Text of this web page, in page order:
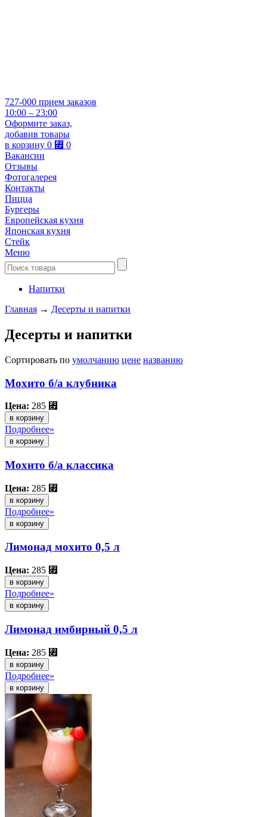
727-000 прием заказов
10:00 – 23:00
Оформите заказ,
добавив товары
в корзину 0 ⃏ 0
Вакансии
Отзывы
Фотогалерея
Контакты
Пицца
Бургеры
Европейская кухня
Японская кухня
Стейк
Меню
Напитки
Главная → Десерты и напитки
Десерты и напитки
Сортировать по умолчанию цене названию
Мохито б/а клубника
Цена: 285 ⃏
в корзину
Подробнее»
Мохито б/а классика
Цена: 285 ⃏
в корзину
Подробнее»
Лимонад мохито 0,5 л
Цена: 285 ⃏
в корзину
Подробнее»
Лимонад имбирный 0,5 л
Цена: 285 ⃏
в корзину
Подробнее»